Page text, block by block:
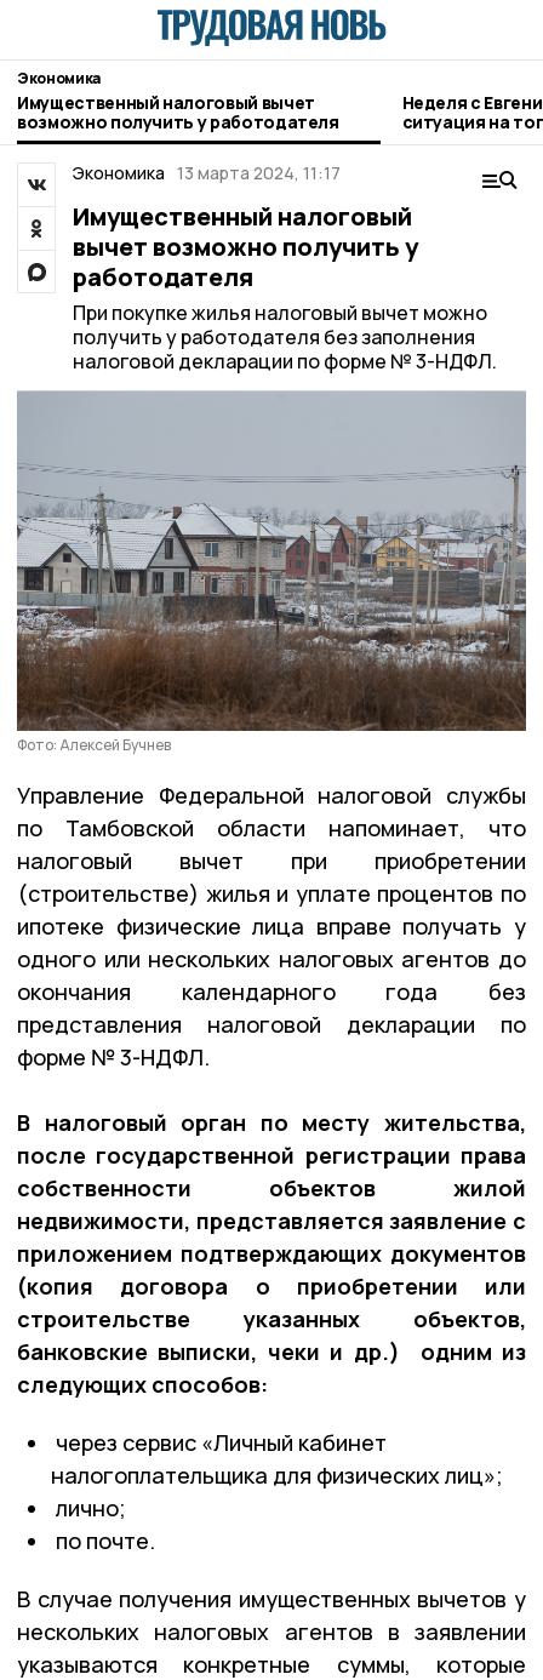
Экономика
Имущественный налоговый вычет
возможно получить у работодателя
Неделя с
ситуация на
городе и
Экономика 13 марта 2024, 11:17
Имущественный налоговый
вычет возможно получить у
работодателя
При покупке жилья налоговый вычет можно
получить у работодателя без заполнения
налоговой декларации по форме № 3-НДФЛ.
Фото: Алексей Бучнев
Управление Федеральной налоговой службы
по Тамбовской области напоминает, что
налоговый вычет при приобретении
(строительстве) жилья и уплате процентов по
ипотеке физические лица вправе получать у
одного или нескольких налоговых агентов до
окончания календарного года без
представления налоговой декларации по
форме № 3-НДФЛ.
В налоговый орган по месту жительства,
после государственной регистрации права
собственности объектов жилой
недвижимости, представляется заявление с
приложением подтверждающих документов
(копия договора о приобретении или
строительстве указанных объектов,
банковские выписки, чеки и др.) одним из
следующих способов:
через сервис «Личный кабинет
налогоплательщика для физических лиц»;
лично;
по почте.
В случае получения имущественных вычетов у
нескольких налоговых агентов в заявлении
указываются конкретные суммы, которые